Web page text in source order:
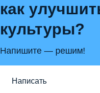
как
культуры?
Напишите — решим!
Написать